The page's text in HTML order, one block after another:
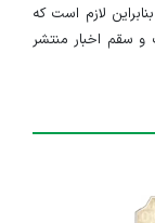
لازم است که
سقم اخبار منتشر